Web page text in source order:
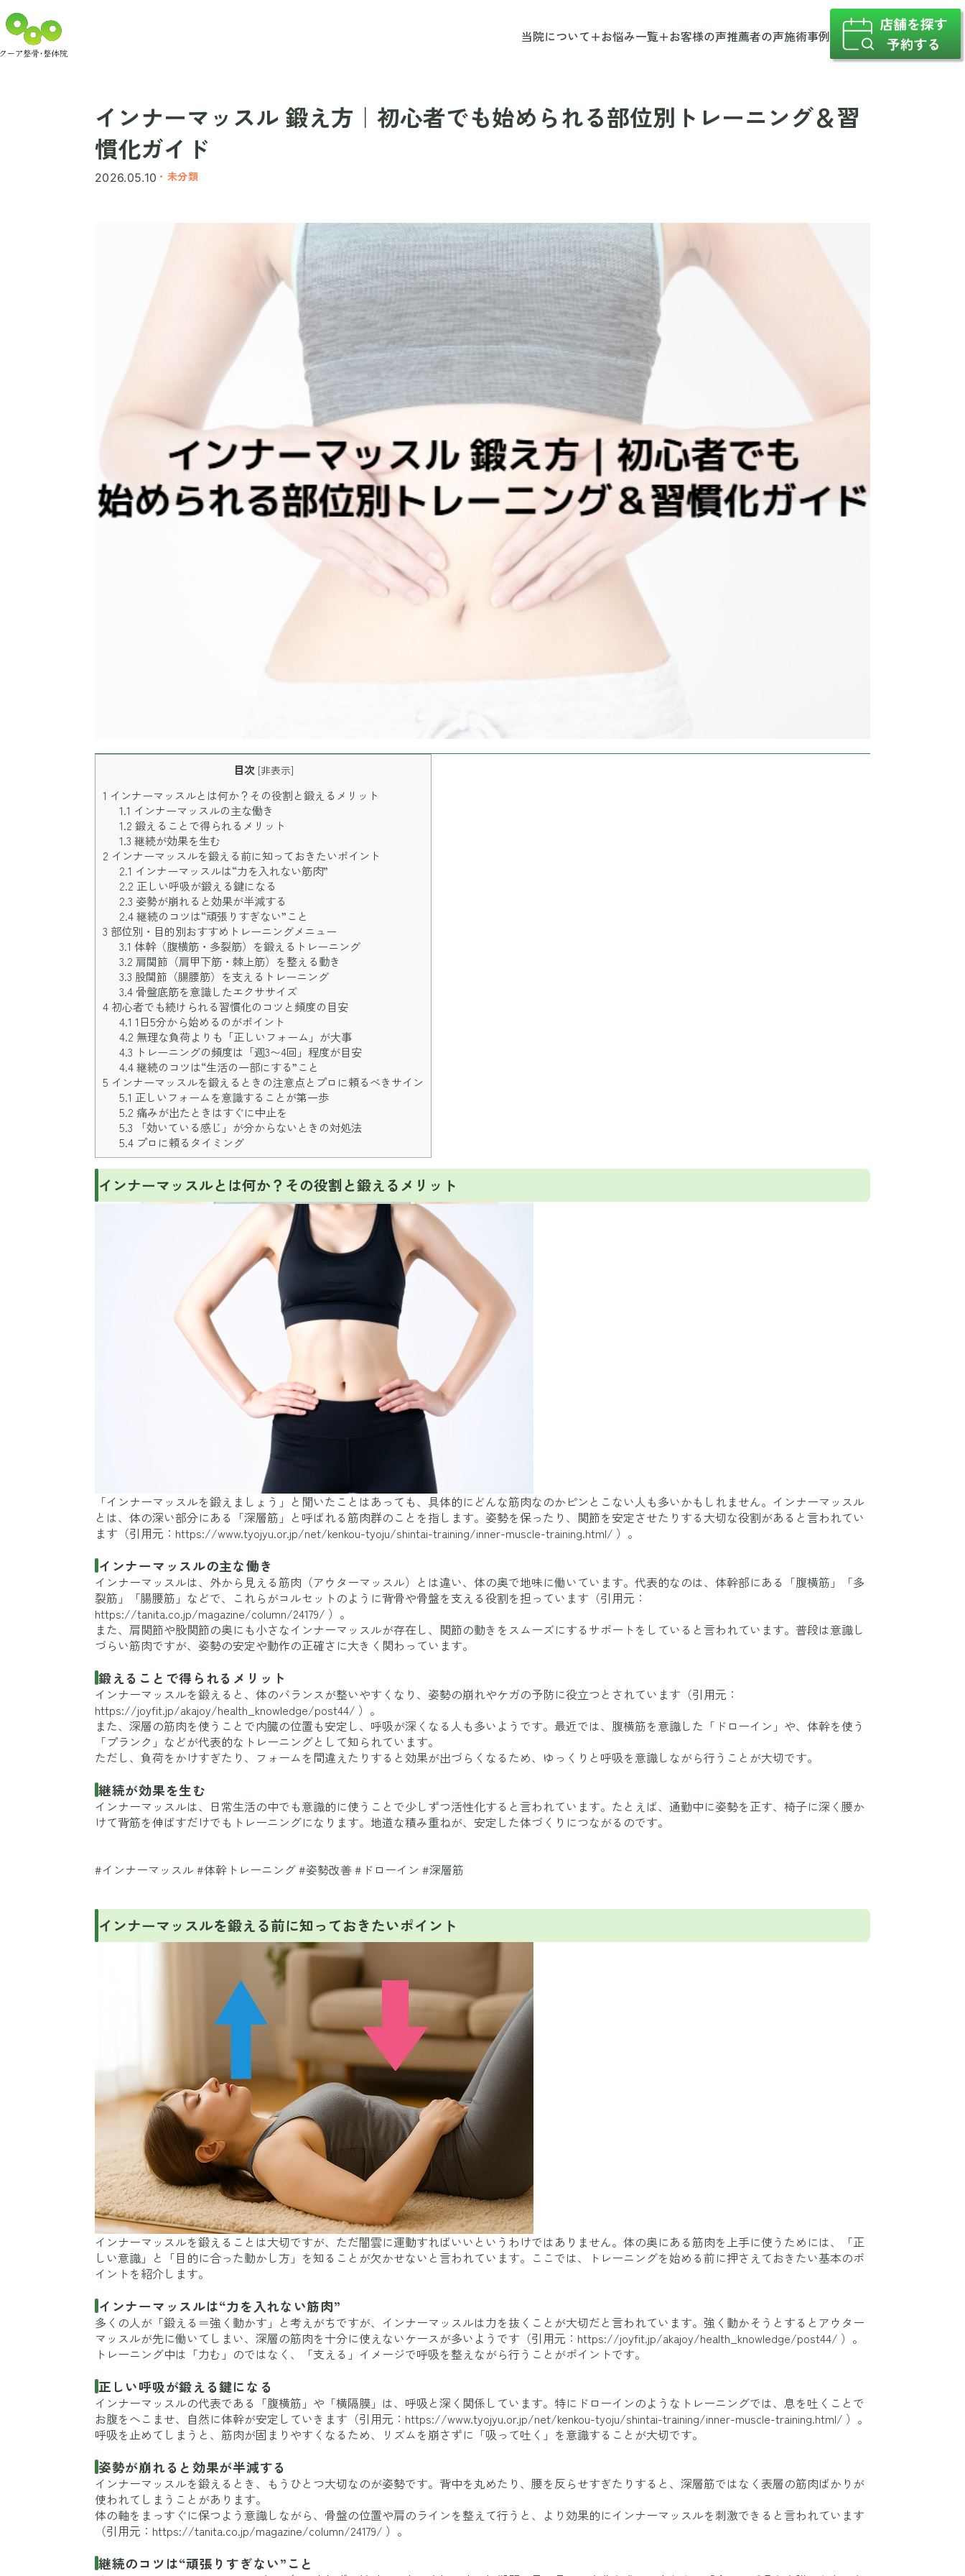
当院について+お悩み一覧+お客様の声推薦者の声施術事例
インナーマッスル 鍛え方｜初心者でも始められる部位別トレーニング＆習
慣化ガイド
2026.05.10 ・未分類
目次 [非表示]
1 インナーマッスルとは何か？その役割と鍛えるメリット
1.1 インナーマッスルの主な働き
1.2 鍛えることで得られるメリット
1.3 継続が効果を生む
2 インナーマッスルを鍛える前に知っておきたいポイント
2.1 インナーマッスルは“力を入れない筋肉”
2.2 正しい呼吸が鍛える鍵になる
2.3 姿勢が崩れると効果が半減する
2.4継続のコツは“頑張りすぎない”こと
3 部位別・目的別おすすめトレーニングメニュー
3.1 体幹（腹横筋・多裂筋）を鍛えるトレーニング
3.2 肩関節（肩甲下筋・棘上筋）を整える動き
3.3 股関節（腸腰筋）を支えるトレーニング
3.4骨盤底筋を意識したエクササイズ
4 初心者でも続けられる習慣化のコツと頻度の目安
4.1 1日5分から始めるのがポイント
4.2 無理な負荷よりも「正しいフォーム」が大事
4.3 トレーニングの頻度は「週3〜4回」程度が目安
4.4継続のコツは“生活の一部にする”こと
5 インナーマッスルを鍛えるときの注意点とプロに頼るべきサイン
5.1 正しいフォームを意識することが第一歩
5.2 痛みが出たときはすぐに中止を
5.3 「効いている感じ」が分からないときの対処法
5.4プロに頼るタイミング
インナーマッスルとは何か？その役割と鍛えるメリット
「インナーマッスルを鍛えましょう」と聞いたことはあっても、具体的にどんな筋肉なのかピンとこない人も多いかもしれません。インナーマッスル
とは、体の深い部分にある「深層筋」と呼ばれる筋肉群のことを指します。姿勢を保ったり、関節を安定させたりする大切な役割があると言われてい
ます（引用元： https://www.tyojyu.or.jp/net/kenkou-tyoju/shintai-training/inner-muscle-training.html/ ）。
インナーマッスルの主な働き
インナーマッスルは、外から見える筋肉（アウターマッスル）とは違い、体の奥で地味に働いています。代表的なのは、体幹部にある「腹横筋」「多
裂筋」「腸腰筋」などで、これらがコルセットのように背骨や骨盤を支える役割を担っています（引用元：
https://tanita.co.jp/magazine/column/24179/ ）。
また、肩関節や股関節の奥にも小さなインナーマッスルが存在し、関節の動きをスムーズにするサポートをしていると言われています。普段は意識し
づらい筋肉ですが、姿勢の安定や動作の正確さに大きく関わっています。
鍛えることで得られるメリット
インナーマッスルを鍛えると、体のバランスが整いやすくなり、姿勢の崩れやケガの予防に役立つとされています（引用元：
https://joyfit.jp/akajoy/health_knowledge/post44/ ）。
また、深層の筋肉を使うことで内臓の位置も安定し、呼吸が深くなる人も多いようです。最近では、腹横筋を意識した「ドローイン」や、体幹を使う
「プランク」などが代表的なトレーニングとして知られています。
ただし、負荷をかけすぎたり、フォームを間違えたりすると効果が出づらくなるため、ゆっくりと呼吸を意識しながら行うことが大切です。
継続が効果を生む
インナーマッスルは、日常生活の中でも意識的に使うことで少しずつ活性化すると言われています。たとえば、通勤中に姿勢を正す、椅子に深く腰か
けて背筋を伸ばすだけでもトレーニングになります。地道な積み重ねが、安定した体づくりにつながるのです。
#インナーマッスル #体幹トレーニング #姿勢改善 #ドローイン #深層筋
インナーマッスルを鍛える前に知っておきたいポイント
インナーマッスルを鍛えることは大切ですが、ただ闇雲に運動すればいいというわけではありません。体の奥にある筋肉を上手に使うためには、「正
しい意識」と「目的に合った動かし方」を知ることが欠かせないと言われています。ここでは、トレーニングを始める前に押さえておきたい基本のポ
イントを紹介します。
インナーマッスルは“力を入れない筋肉”
多くの人が「鍛える＝強く動かす」と考えがちですが、インナーマッスルは力を抜くことが大切だと言われています。強く動かそうとするとアウター
マッスルが先に働いてしまい、深層の筋肉を十分に使えないケースが多いようです（引用元： https://joyfit.jp/akajoy/health_knowledge/post44/ ）。
トレーニング中は「力む」のではなく、「支える」イメージで呼吸を整えながら行うことがポイントです。
正しい呼吸が鍛える鍵になる
インナーマッスルの代表である「腹横筋」や「横隔膜」は、呼吸と深く関係しています。特にドローインのようなトレーニングでは、息を吐くことで
お腹をへこませ、自然に体幹が安定していきます（引用元： https://www.tyojyu.or.jp/net/kenkou-tyoju/shintai-training/inner-muscle-training.html/ ）。
呼吸を止めてしまうと、筋肉が固まりやすくなるため、リズムを崩さずに「吸って吐く」を意識することが大切です。
姿勢が崩れると効果が半減する
インナーマッスルを鍛えるとき、もうひとつ大切なのが姿勢です。背中を丸めたり、腰を反らせすぎたりすると、深層筋ではなく表層の筋肉ばかりが
使われてしまうことがあります。
体の軸をまっすぐに保つよう意識しながら、骨盤の位置や肩のラインを整えて行うと、より効果的にインナーマッスルを刺激できると言われています
（引用元： https://tanita.co.jp/magazine/column/24179/ ）。
継続のコツは“頑張りすぎない”こと